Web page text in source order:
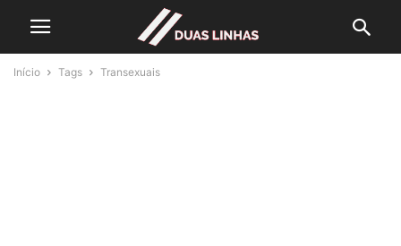
Início Tags Transexuais